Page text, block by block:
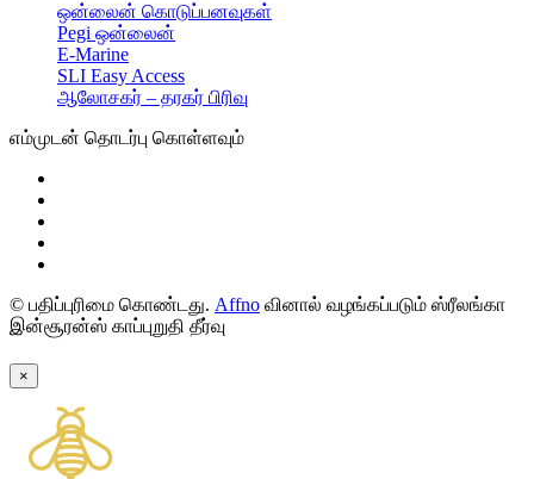
ஒன்லைன் கொடுப்பனவுகள்
Pegi ஒன்லைன்
E-Marine
SLI Easy Access
ஆலோசகர் – தரகர் பிரிவு
எம்முடன் தொடர்பு கொள்ளவும்
© பதிப்புரிமை கொண்டது. Affno வினால் வழங்கப்படும் ஸ்ரீலங்கா
இன்சூரன்ஸ் காப்புறுதி தீர்வு
×